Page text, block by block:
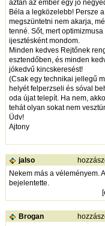
aztán az ember egy jó
Béla a legközelebb! Persze
megszüntetni nem akarja,
tenné. Sőt, mert
ijesztésként mondom.
Minden kedves Rejtőnek
esztendőben, és minden
jókedvű kincskeresést!
(Csak egy technikai jellegű
helyét felperzseli és sóval
oda újat telepít. Ha nem,
tehát olyan sokat nem
Üdv!
Ajtony
jalso
Nekem más a véleményem.
bejelentette.
[
Brogan